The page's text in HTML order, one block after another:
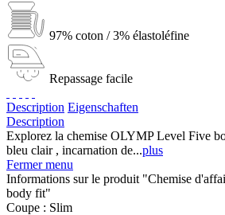
97% coton / 3% élastoléfine
Repassage facile
Description Eigenschaften
Description
Explorez la chemise OLYMP Level Five
bleu clair , incarnation de...plus
Fermer menu
Informations sur le produit "Chemise
body fit"
Coupe : Slim